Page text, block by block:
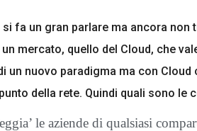
si fa un gran parlare ma ancora
mercato, quello del Cloud, che
un nuovo paradigma ma con
della rete. Quindi quali sono
le aziende di qualsiasi